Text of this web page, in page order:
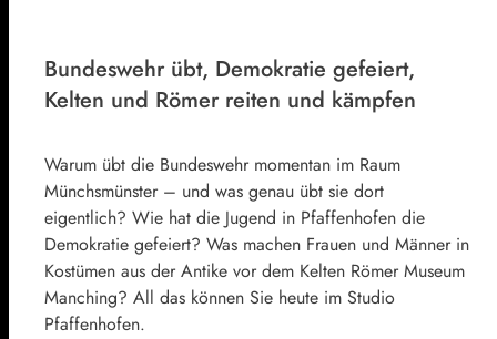
Bundeswehr übt, Demokratie gefeiert,
Kelten und Römer reiten und kämpfen
Warum übt die Bundeswehr momentan im Raum
Münchsmünster – und was genau übt sie dort
eigentlich? Wie hat die Jugend in Pfaffenhofen die
Demokratie gefeiert? Was machen Frauen und Männer in
Kostümen aus der Antike vor dem Kelten Römer Museum
Manching? All das können Sie heute im Studio
Pfaffenhofen.